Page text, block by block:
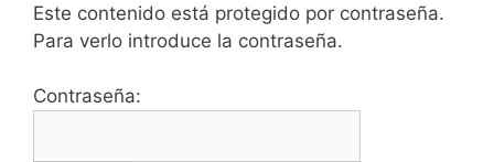
Este contenido está protegido por contraseña.
Para verlo introduce la contraseña.
Contraseña: